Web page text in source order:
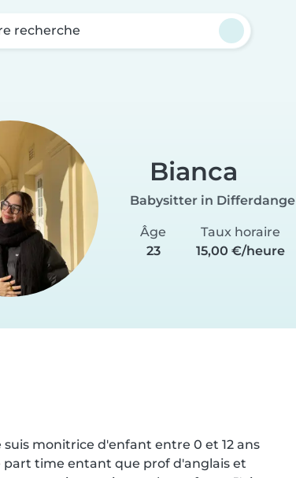
recherche
Bianca
Babysitter in Differdange
Âge
23
Taux horaire
15,00 €/heure
suis monitrice d'enfant entre 0 et 12 ans
time entant que prof d'anglais et